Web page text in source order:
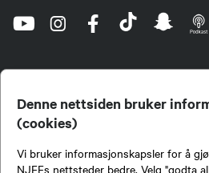
Denne nettsiden bruker
(cookies)
Vi bruker informasjonskapsler for å
NJFFs nettsteder bedre. Velg "godta
jegere og sportsfiskere og et av de viktigste miljøene for
fiske i Norge. Vi er en partipolitisk nøytral organisasjon,